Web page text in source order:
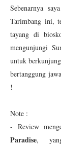
Sebenarnya
Tarimbang ini,
tayang di
mengunjungi
untuk
bertanggung
!
Note :
- Review
Paradise,